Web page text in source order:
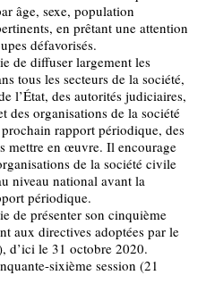
âge, sexe, population
en prêtant une attention
défavorisés.
de diffuser largement les
tous les secteurs de la société,
l’État, des autorités judiciaires,
des organisations de la société
rapport périodique, des
mettre en œuvre. Il encourage
de la société civile
niveau national avant la
périodique.
de présenter son cinquième
aux directives adoptées par le
d’ici le 31 octobre 2020.
sixième session (21